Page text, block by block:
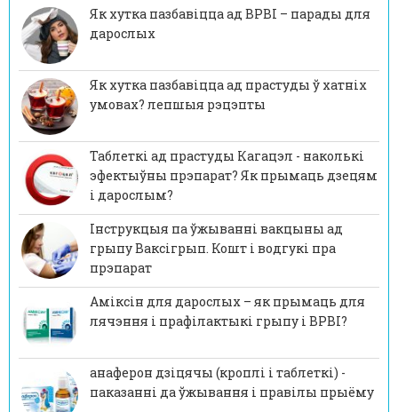
Як хутка пазбавіцца ад ВРВІ – парады для
дарослых
Як хутка пазбавіцца ад прастуды ў хатніх
умовах? лепшыя рэцэпты
Таблеткі ад прастуды Кагацэл - наколькі
эфектыўны прэпарат? Як прымаць дзецям
і дарослым?
Інструкцыя па ўжыванні вакцыны ад
грыпу Ваксігрып. Кошт і водгукі пра
прэпарат
Аміксін для дарослых – як прымаць для
лячэння і прафілактыкі грыпу і ВРВІ?
анаферон дзіцячы (кроплі і таблеткі) -
паказанні да ўжывання і правілы прыёму